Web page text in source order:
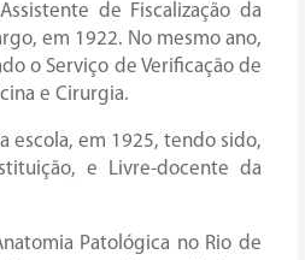
de Fiscalização da
em 1922. No mesmo ano,
o Serviço de Verificação de
e Cirurgia.
escola, em 1925, tendo sido,
e Livre-docente da
Patológica no Rio de